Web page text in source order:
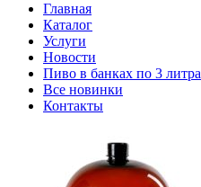
Главная
Каталог
Услуги
Новости
Пиво в банках по 3 литра
Все новинки
Контакты